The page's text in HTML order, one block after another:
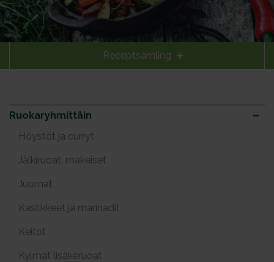
Receptsamling
Ruokaryhmittäin
Höystöt ja curryt
Jälkiruoat, makeiset
Juomat
Kastikkeet ja marinadit
Keitot
Kylmät lisäkeruoat